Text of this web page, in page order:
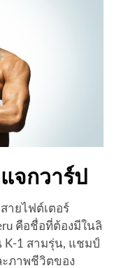
จกวาร์ป
ายไฟต์เตอร์
คือชื่อที่ต้องมีในลิ
K‑1 สามรุ่น, แชมป์
ะภาพชีวิตของ